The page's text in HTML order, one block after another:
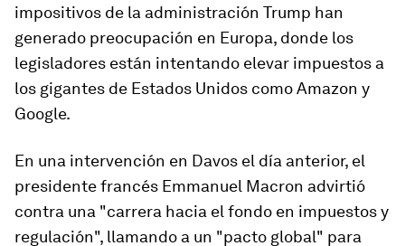
impositivos de la administración Trump han
generado preocupación en Europa, donde los
legisladores están intentando elevar impuestos a
los gigantes de Estados Unidos como Amazon y
Google.
En una intervención en Davos el día anterior, el
presidente francés Emmanuel Macron advirtió
contra una "carrera hacia el fondo en impuestos y
regulación", llamando a un "pacto global" para